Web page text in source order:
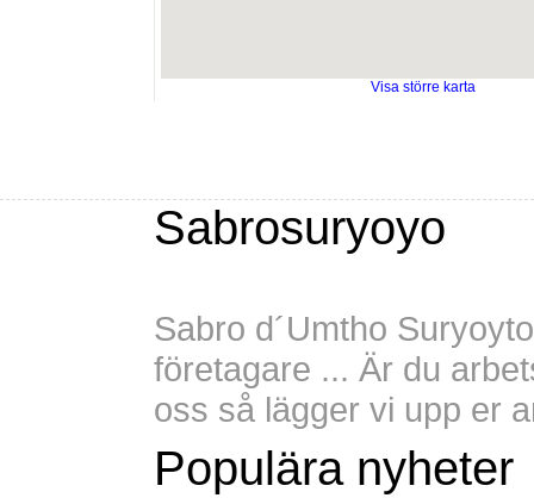
Visa större karta
Sabrosuryoyo
Sabro d´Umtho
företagare ... Är du
oss så lägger vi upp er
Populära nyheter